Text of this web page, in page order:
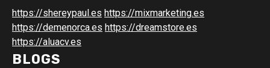
https://shereypaul.es https://mixmarketing.es
https://demenorca.es https://dreamstore.es
https://aluacv.es
BLOGS